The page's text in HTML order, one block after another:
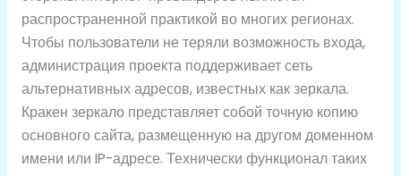
распространенной практикой во многих регионах.
Чтобы пользователи не теряли возможность входа,
администрация проекта поддерживает сеть
альтернативных адресов, известных как зеркала.
Кракен зеркало представляет собой точную копию
основного сайта, размещенную на другом доменном
имени или IP-адресе. Технически функционал таких